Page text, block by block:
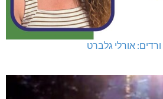
אורלי גלברט